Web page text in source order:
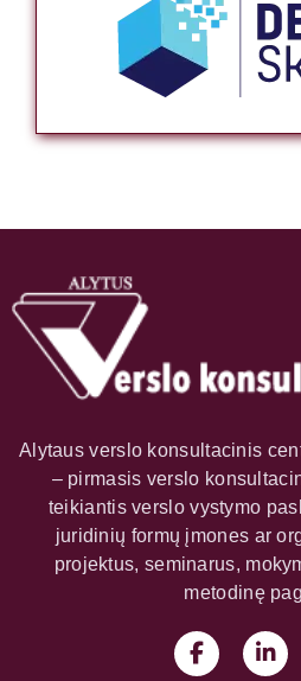
Alytaus verslo konsultacinis
– pirmasis verslo
teikiantis verslo vystymo
juridinių formų įmones ar
projektus, seminarus,
metodinę